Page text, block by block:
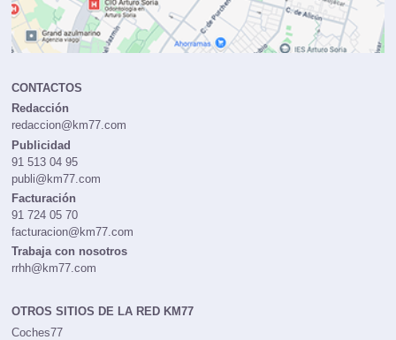
CONTACTOS
Redacción
redaccion@km77.com
Publicidad
91 513 04 95
publi@km77.com
Facturación
91 724 05 70
facturacion@km77.com
Trabaja con nosotros
rrhh@km77.com
OTROS SITIOS DE LA RED KM77
Coches77